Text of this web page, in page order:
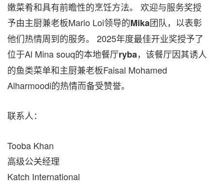
嫩菜肴和具有前瞻性的烹饪方法。 欢迎与服务奖授
予由主厨兼老板Mario Loi领导的Mika团队，以表彰
他们热情周到的服务。 2025年度最佳开业奖授予了
位于Al Mina souq的本地餐厅ryba，该餐厅因其诱人
的鱼类菜单和主厨兼老板Faisal Mohamed
Alharmoodi的热情而备受赞誉。
联系人：
Tooba Khan
高级公关经理
Katch International